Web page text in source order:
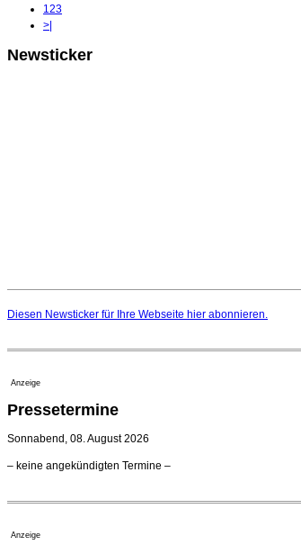
1 23
>|
Newsticker
Diesen Newsticker für Ihre Webseite hier abonnieren.
Anzeige
Pressetermine
Sonnabend, 08. August 2026
– keine angekündigten Termine –
Anzeige